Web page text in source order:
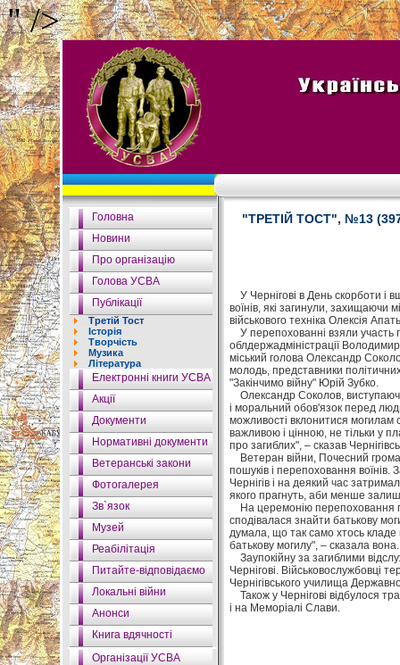
" />
Головна
Новини
Про організацію
Голова УСВА
Публікації
Третій Тост
Історія
Творчість
Музика
Література
Електронні книги УСВА
Акції
Документи
Нормативні документи
Ветеранські закони
Фотогалерея
Зв`язок
Музей
Реабілітація
Питайте-відповідаємо
Локальні війни
Анонси
Книга вдячності
Організації УСВА
"ТРЕТІЙ ТОСТ", №13
У Чернігові в День скорботи і
воїнів, які загинули, захищаючи
військового техніка Олексія
У перепохованні взяли участь
облдержадміністрації
міський голова Олександр
молодь, представники
"Закінчимо війну" Юрій Зубко.
Олександр Соколов,
і моральний обов'язок перед
можливості вклонитися могилам
важливою і цінною, не тільки у
про загиблих", – сказав
Ветеран війни, Почесний
пошуків і перепоховання воїнів.
Чернігів і на деякий час
якого прагнуть, аби менше
На церемонію перепоховання
сподівалася знайти батькову
думала, що так само хтось кладе
батькову могилу", – сказала вона.
Заупокійну за загиблими
Чернігові. Військовослужбовці
Чернігівського училища
Також у Чернігові відбулося
і на Меморіалі Слави.